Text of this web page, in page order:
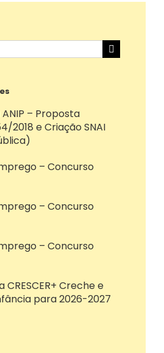
ANIP – Proposta
2018 e Criação SNAI
– Concurso
– Concurso
– Concurso
CRESCER+ Creche e
para 2026-2027